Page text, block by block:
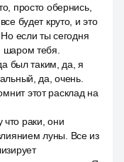
просто обернись,
будет круто, и это
если ты сегодня
шаром тебя.
был таким, да, я
да, очень.
этот расклад на
раки, они
луны. Все из